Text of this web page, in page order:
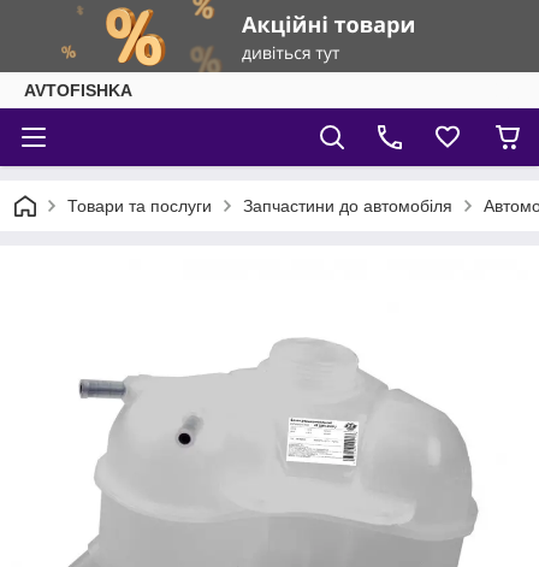
AVTOFISHKA
Товари та послуги Запчастини до автомобіля